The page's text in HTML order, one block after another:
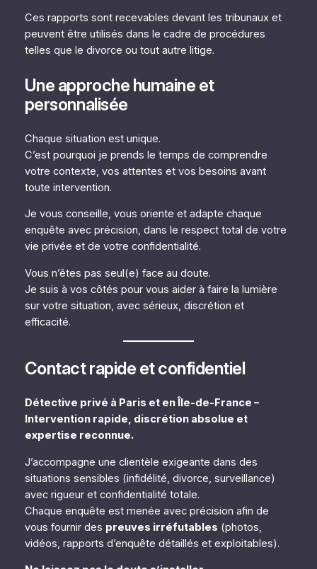
Ces rapports sont recevables devant les tribunaux et
peuvent être utilisés dans le cadre de procédures
telles que le divorce ou tout autre litige.
Une approche humaine et
personnalisée
Chaque situation est unique.
C’est pourquoi je prends le temps de comprendre
votre contexte, vos attentes et vos besoins avant
toute intervention.
Je vous conseille, vous oriente et adapte chaque
enquête avec précision, dans le respect total de votre
vie privée et de votre confidentialité.
Vous n’êtes pas seul(e) face au doute.
Je suis à vos côtés pour vous aider à faire la lumière
sur votre situation, avec sérieux, discrétion et
efficacité.
Contact rapide et confidentiel
Détective privé à Paris et en Île-de-France –
Intervention rapide, discrétion absolue et
expertise reconnue.
J’accompagne une clientèle exigeante dans des
situations sensibles (infidélité, divorce, surveillance)
avec rigueur et confidentialité totale.
Chaque enquête est menée avec précision afin de
vous fournir des preuves irréfutables (photos,
vidéos, rapports d’enquête détaillés et exploitables).